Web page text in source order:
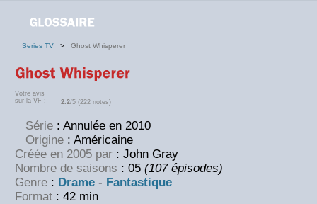
Series TV > Ghost Whisperer
Votre avis
sur la VF :
2.2/5 (222 notes)
Série : Annulée en 2010
Origine : Américaine
Créée en 2005 par : John Gray
Nombre de saisons : 05 (107 épisodes)
Genre : Drame - Fantastique
Format : 42 min